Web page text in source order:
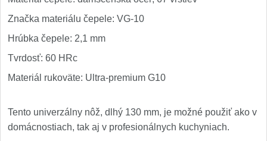
Značka materiálu čepele: VG-10
Hrúbka čepele: 2,1 mm
Tvrdosť: 60 HRc
Materiál rukoväte: Ultra-premium G10
Tento univerzálny nôž, dlhý 130 mm, je možné použiť ako v
domácnostiach, tak aj v profesionálnych kuchyniach.